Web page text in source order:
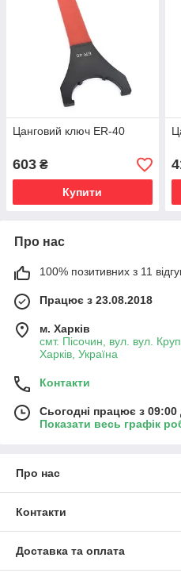
Цанговий ключ ER-40
603 ₴
Купити
Про нас
100% позитивних з 11
Працює з 23.08.2018
м. Харків
смт. Пісочин, вул. вул.
Харків, Україна
Контакти
Сьогодні працює з 09:00
Показати весь графік
Про нас
Контакти
Доставка та оплата